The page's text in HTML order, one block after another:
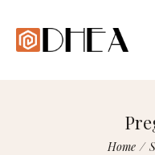
Home /